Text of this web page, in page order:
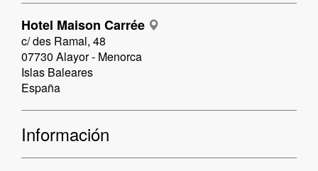
Hotel Maison Carrée
c/ des Ramal, 48
07730 Alayor - Menorca
Islas Baleares
España
Información